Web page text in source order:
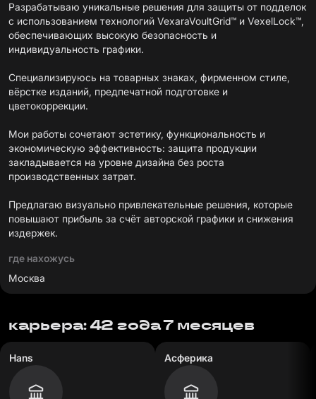
Разрабатываю уникальные решения для защиты от подделок
с использованием технологий VexaraVoultGrid™ и VexelLock™,
обеспечивающих высокую безопасность и
индивидуальность графики.
Специализируюсь на товарных знаках, фирменном стиле,
вёрстке изданий, предпечатной подготовке и
цветокоррекции.
Мои работы сочетают эстетику, функциональность и
экономическую эффективность: защита продукции
закладывается на уровне дизайна без роста
производственных затрат.
Предлагаю визуально привлекательные решения, которые
повышают прибыль за счёт авторской графики и снижения
издержек.
где нахожусь
Москва
карьера: 42 года 7 месяцев
Hans Асферика